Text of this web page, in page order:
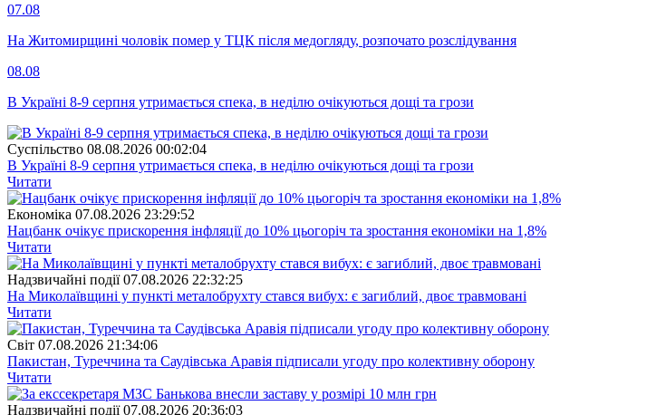
07.08
На Житомирщині чоловік помер у ТЦК після медогляду, розпочато розслідування
08.08
В Україні 8-9 серпня утримається спека, в неділю очікуються дощі та грози
Суспiльство 08.08.2026 00:02:04
В Україні 8-9 серпня утримається спека, в неділю очікуються дощі та грози
Читати
Економіка 07.08.2026 23:29:52
Нацбанк очікує прискорення інфляції до 10% цьогоріч та зростання економіки на 1,8%
Читати
Надзвичайні події 07.08.2026 22:32:25
На Миколаївщині у пункті металобрухту стався вибух: є загиблий, двоє травмовані
Читати
Свiт 07.08.2026 21:34:06
Пакистан, Туреччина та Саудівська Аравія підписали угоду про колективну оборону
Читати
Надзвичайні події 07.08.2026 20:36:03